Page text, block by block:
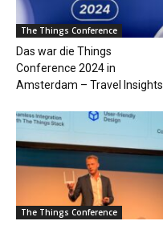
The Things Conference
Das war die Things
Conference 2024 in
Amsterdam – Travel Insights
The Things Conference